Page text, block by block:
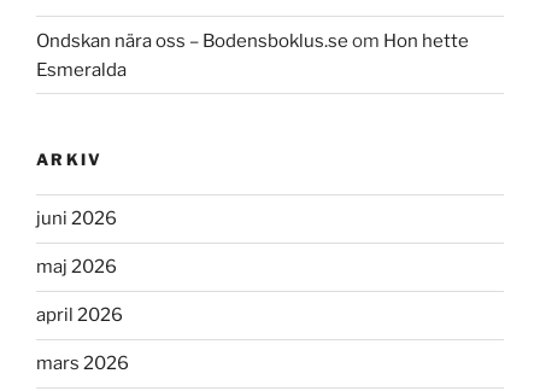
Ondskan nära oss – Bodensboklus.se om Hon hette
Esmeralda
ARKIV
juni 2026
maj 2026
april 2026
mars 2026